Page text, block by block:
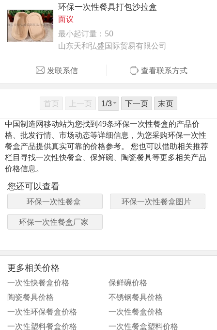
环保一次性餐具打包沙拉盒
面议
最小起订量：50
山东天和弘盛国际贸易有限公司
发联系信 查看联系方式
首页 上一页 下一页
末页
中国制造网移动站为您找到49条环保一次性餐盒的产品价
格、批发行情、市场动态等详细信息，为您采购环保一次性
餐盒产品提供真实可靠的价格参考。 您也可以借助相关推荐
栏目寻找一次性快餐盒、保鲜碗、陶瓷餐具等更多相关产品
价格信息。
您还可以查看
环保一次性餐盒
环保一次性餐盒图片
环保一次性餐盒厂家
更多相关价格
一次性快餐盒价格
保鲜碗价格
陶瓷餐具价格
不锈钢餐具价格
一次性环保餐盒价格
一次性餐盒价格
一次性塑料餐盒价格
一次性餐盒塑料价格